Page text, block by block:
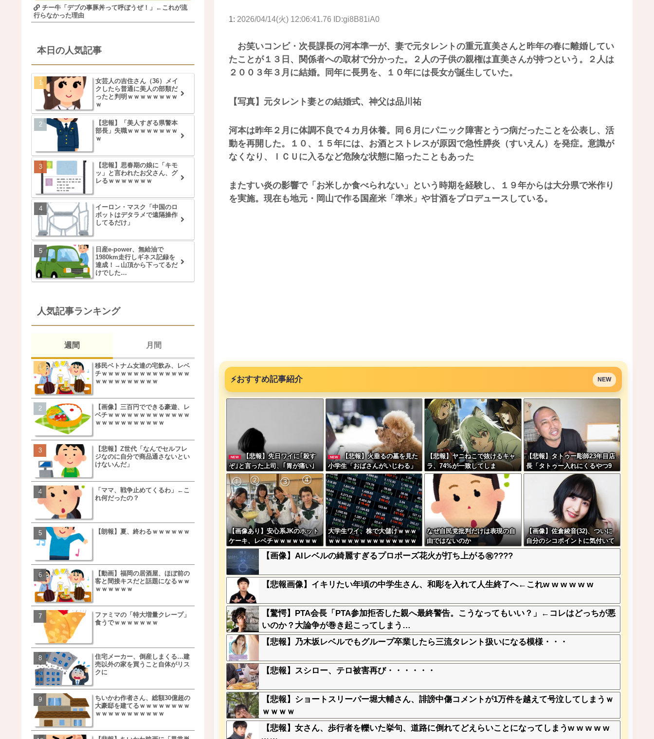
1: 2026/04/14(火) 12:06:41.76 ID:gi8B81iA0
お笑いコンビ・次長課長の河本準一が、妻で元タレントの重元直美さんと昨年の春に離婚してい
たことが１３日、関係者への取材で分かった。２人の子供の親権は直美さんが持つという。２人は
２００３年３月に結婚。同年に長男を、１０年には長女が誕生していた。
【写真】元タレント妻との結婚式、神父は品川祐
河本は昨年２月に体調不良で４カ月休養。同６月にパニック障害とうつ病だったことを公表し、活
動を再開した。１０、１５年には、お酒とストレスが原因で急性膵炎（すいえん）を発症。意識が
なくなり、ＩＣＵに入るなど危険な状態に陥ったこともあった
またすい炎の影響で「お米しか食べられない」という時期を経験し、１９年からは大分県で米作り
を実施。現在も地元・岡山で作る国産米「準米」や甘酒をプロデュースしている。
⚡おすすめ記事紹介 NEW
NEW
【悲報】先日ワイに｢殺す
ぞ｣と言った上司、｢胃が痛い｣
とか言い出すwwwwwww
NEW
【悲報】火垂るの墓を見た
小学生「おばさんがいじわる」
←これ、年代とともに変わって
いくよな…
【悲報】ヤニねこで抜けるキャ
ラ、74%が一致してしま
う・・・
【悲報】タトゥー彫師23年目店
長「タトゥー入れにくるやつ9
9%バカです」
【画像あり】安心系JKのホット
ケーキ、レベチｗｗｗｗｗｗｗ
ｗｗｗｗｗｗｗｗｗｗｗｗｗｗ
ｗｗｗ
大学生ワイ、株で大儲けｗｗｗ
ｗｗｗｗｗｗｗｗｗｗｗｗｗｗ
ｗｗｗｗｗｗ
なぜ自民党批判だけは表現の自
由ではないのか
【画像】佐倉綾音(32)、ついに
自分のシコポイントに気付いて
しまう・・・
【画像】AIレベルの綺麗すぎるプロポーズ花火が打ち上がる㊗????
【悲報画像】イキリたい年頃の中学生さん、和彫を入れて人生終了へ←これw w w w w w
【驚愕】PTA会長「PTA参加拒否した親へ最終警告。こうなってもいい？」←コレはどっちが悪
いのか？大論争が巻き起こってしまう…
【悲報】乃木坂レベルでもグループ卒業したら三流タレント扱いになる模様・・・
【悲報】スシロー、テロ被害再び・・・・・・
【悲報】ショートスリーパー堀大輔さん、誹謗中傷コメントが1万件を越えて号泣してしまうｗ
ｗｗｗｗ
【悲報】女さん、歩行者を轢いた挙句、道路に倒れてどえらいことになってしまうw w w w w
チー牛「デブの事豚丼って呼ぼうぜ！」←これが流
行らなかった理由
本日の人気記事
女芸人の吉住さん（36）メイ
クしたら普通に美人の部類だ
ったと判明ｗｗｗｗｗｗｗｗ
ｗ
【悲報】「美人すぎる県警本
部長」失職ｗｗｗｗｗｗｗｗ
ｗ
【悲報】思春期の娘に「キモ
ッ」と言われたお父さん、グ
レるｗｗｗｗｗｗｗ
イーロン・マスク「中国のロ
ボットはデタラメで遠隔操作
してるだけ」
日産e-power、無給油で
1980km走行しギネス記録を
達成！→山頂から下ってるだ
けでした…
人気記事ランキング
週間
移民ベトナム女達の宅飲み、レベ
チｗｗｗｗｗｗｗｗｗｗｗｗｗｗ
ｗｗｗｗｗｗｗｗｗｗ
【画像】三百円でできる豪遊、レ
ベチｗｗｗｗｗｗｗｗｗｗｗｗｗ
ｗｗｗｗｗｗｗｗｗｗｗ
【悲報】Z世代「なんでセルフレ
ジなのに自分で商品通さないとい
けないんだ」
「ママ、戦争止めてくるわ」←こ
れ何だったの？
【朗報】夏、終わるｗｗｗｗｗｗ
【動画】福岡の居酒屋、ほぼ前の
客と間接キスだと話題になるｗｗ
ｗｗｗｗｗｗ
ファミマの「特大増量クレープ」
食うでｗｗｗｗｗｗｗ
住宅メーカー、倒産しまくる…建
売以外の家を買うこと自体がリス
クに
ちいかわ作者さん、総額30億超の
大豪邸を建てるｗｗｗｗｗｗｗｗ
ｗｗｗｗｗｗｗｗｗｗｗ
月間
移民ベトナム女達の宅飲み、レベ
チｗｗｗｗｗｗｗｗｗｗｗｗｗｗ
ｗｗｗｗｗｗｗｗｗｗ
松本若菜(42歳)とかいう突然現れ
た美人おばさん女優ｗｗｗｗｗｗ
ｗ
鬼越トマホーク良ちゃん、吉本を
事実上のクビにｗｗｗ
【画像】キモいオジサンが着てる
服一覧がこちらｗｗｗｗｗｗｗｗ
【速報】しょこたん、遂に本当の
事を言うｗｗｗｗｗｗｗｗｗｗｗ
【朗報】NOギルティ炭酸、登場
ｗｗｗｗｗｗｗｗｗｗｗｗ
【画像】例の梨を5000個失った農
家さん、少し流れが変わってくる
【悲報】日本、ついに駅そばの値
段が限界突破ｗｗｗｗｗｗｗｗｗ
【悲報】すき家、炎上ｗｗｗｗｗ
ｗｗｗｗｗｗｗｗｗｗｗｗｗｗｗ
ｗｗｗ